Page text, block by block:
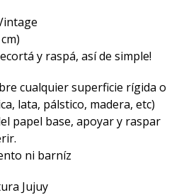
y raspá, así de simple!
cualquier superficie rígida o
lata, pálstico, madera, etc)
papel base, apoyar y raspar
ni barníz
Jujuy